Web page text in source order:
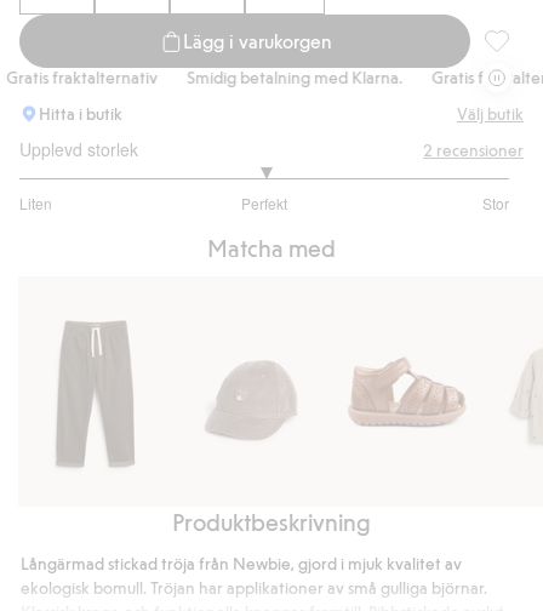
Lägg i varukorgen
fraktalternativ Smidig betalning med Klarna.
Gratis
Hitta i butik
Välj butik
Upplevd storlek
Liten Perfekt Stor
utav
2 recensioner
Matcha med
Keps
nallebrodyr
Sandal
Produktbeskrivning
Långärmad stickad tröja från Newbie, gjord i mjuk kvalitet av
ekologisk bomull. Tröjan har applikationer av små gulliga björnar.